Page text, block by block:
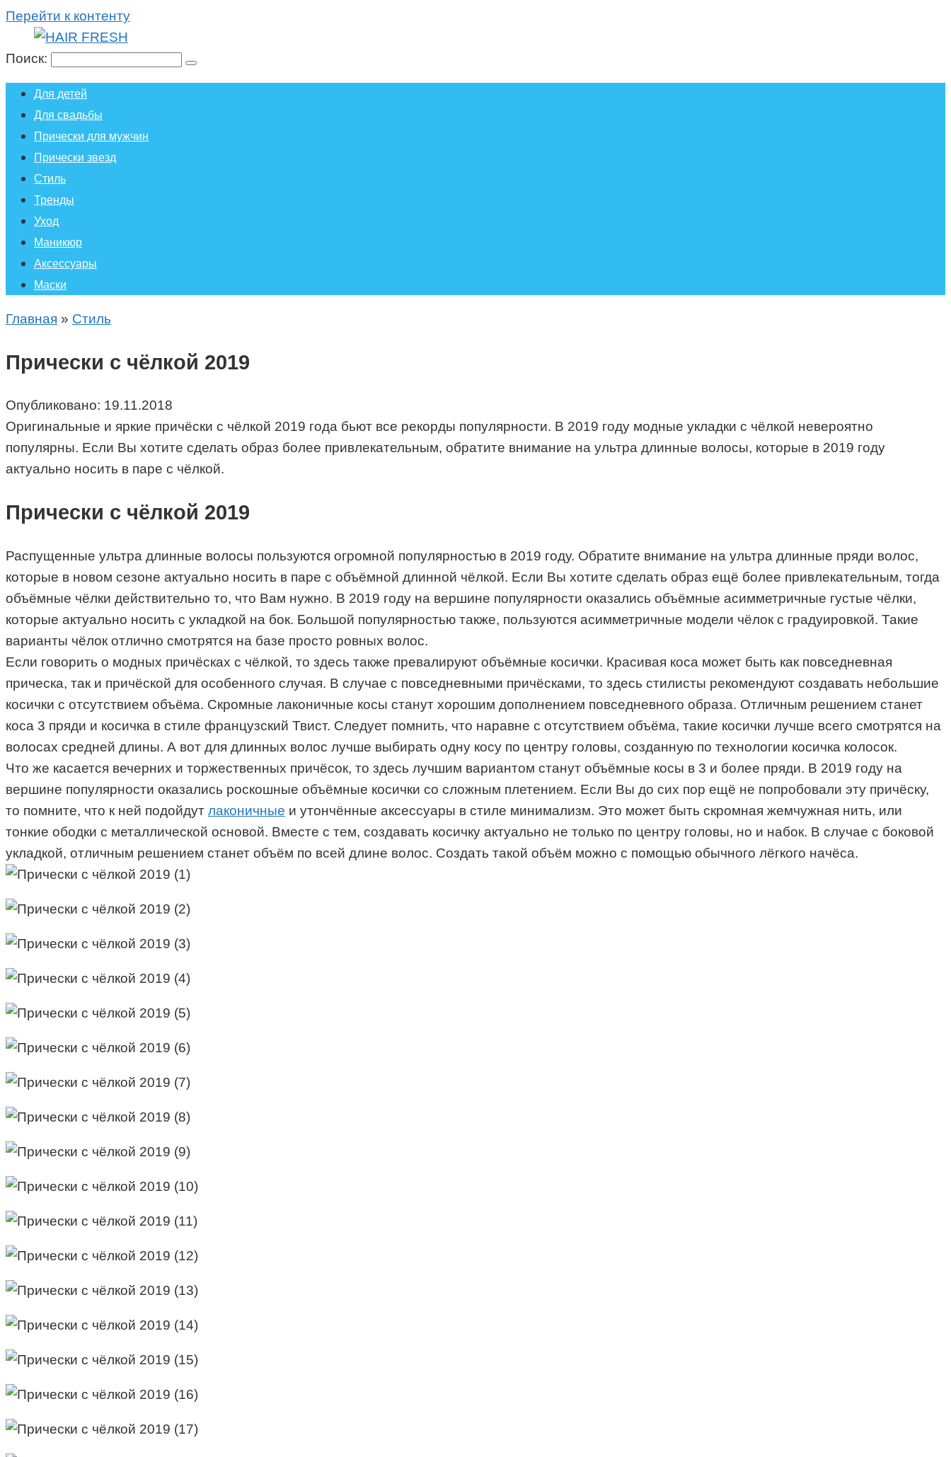
Перейти к контенту
Поиск:
Для детей
Для свадьбы
Прически для мужчин
Прически звезд
Стиль
Тренды
Уход
Маникюр
Аксессуары
Маски
Главная » Стиль
Прически с чёлкой 2019
Опубликовано: 19.11.2018
Оригинальные и яркие причёски с чёлкой 2019 года бьют все рекорды популярности. В 2019 году модные укладки с чёлкой невероятно
популярны. Если Вы хотите сделать образ более привлекательным, обратите внимание на ультра длинные волосы, которые в 2019 году
актуально носить в паре с чёлкой.
Прически с чёлкой 2019
Распущенные ультра длинные волосы пользуются огромной популярностью в 2019 году. Обратите внимание на ультра длинные пряди волос,
которые в новом сезоне актуально носить в паре с объёмной длинной чёлкой. Если Вы хотите сделать образ ещё более привлекательным, тогда
объёмные чёлки действительно то, что Вам нужно. В 2019 году на вершине популярности оказались объёмные асимметричные густые чёлки,
которые актуально носить с укладкой на бок. Большой популярностью также, пользуются асимметричные модели чёлок с градуировкой. Такие
варианты чёлок отлично смотрятся на базе просто ровных волос.
Если говорить о модных причёсках с чёлкой, то здесь также превалируют объёмные косички. Красивая коса может быть как повседневная
прическа, так и причёской для особенного случая. В случае с повседневными причёсками, то здесь стилисты рекомендуют создавать небольшие
косички с отсутствием объёма. Скромные лаконичные косы станут хорошим дополнением повседневного образа. Отличным решением станет
коса 3 пряди и косичка в стиле французский Твист. Следует помнить, что наравне с отсутствием объёма, такие косички лучше всего смотрятся на
волосах средней длины. А вот для длинных волос лучше выбирать одну косу по центру головы, созданную по технологии косичка колосок.
Что же касается вечерних и торжественных причёсок, то здесь лучшим вариантом станут объёмные косы в 3 и более пряди. В 2019 году на
вершине популярности оказались роскошные объёмные косички со сложным плетением. Если Вы до сих пор ещё не попробовали эту причёску,
то помните, что к ней подойдут лаконичные и утончённые аксессуары в стиле минимализм. Это может быть скромная жемчужная нить, или
тонкие ободки с металлической основой. Вместе с тем, создавать косичку актуально не только по центру головы, но и набок. В случае с боковой
укладкой, отличным решением станет объём по всей длине волос. Создать такой объём можно с помощью обычного лёгкого начёса.